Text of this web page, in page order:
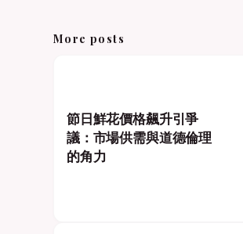
More posts
節日鮮花價格飆升引爭
議：市場供需與道德倫理
的角力